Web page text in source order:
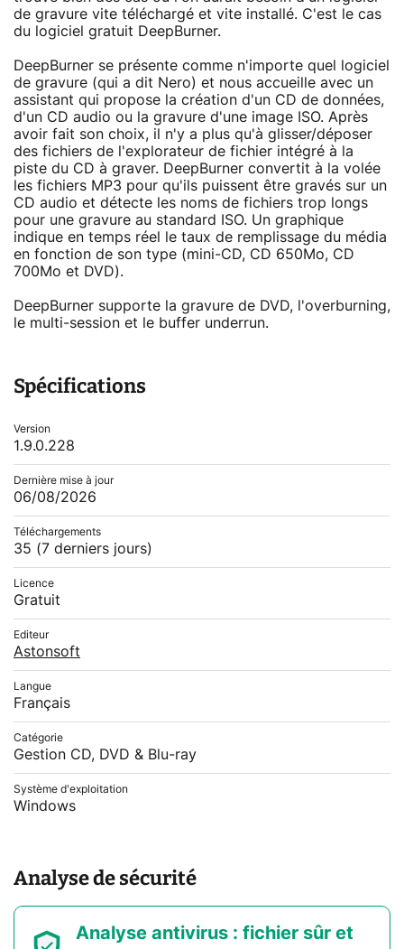
de gravure vite téléchargé et vite installé. C'est le cas
du logiciel gratuit DeepBurner.
DeepBurner se présente comme n'importe quel logiciel
de gravure (qui a dit Nero) et nous accueille avec un
assistant qui propose la création d'un CD de données,
d'un CD audio ou la gravure d'une image ISO. Après
avoir fait son choix, il n'y a plus qu'à glisser/déposer
des fichiers de l'explorateur de fichier intégré à la
piste du CD à graver. DeepBurner convertit à la volée
les fichiers MP3 pour qu'ils puissent être gravés sur un
CD audio et détecte les noms de fichiers trop longs
pour une gravure au standard ISO. Un graphique
indique en temps réel le taux de remplissage du média
en fonction de son type (mini-CD, CD 650Mo, CD
700Mo et DVD).
DeepBurner supporte la gravure de DVD, l'overburning,
le multi-session et le buffer underrun.
Spécifications
Version
1.9.0.228
Dernière mise à jour
06/08/2026
Téléchargements
35 (7 derniers jours)
Licence
Gratuit
Editeur
Astonsoft
Langue
Français
Catégorie
Gestion CD, DVD & Blu-ray
Système d'exploitation
Windows
Analyse de sécurité
Analyse antivirus : fichier sûr et